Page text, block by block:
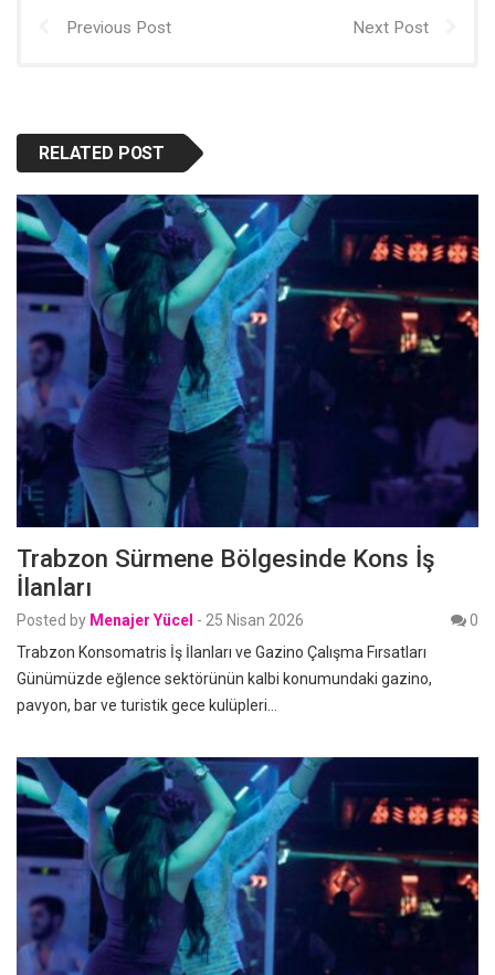
Previous Post Next Post
RELATED POST
Trabzon Sürmene Bölgesinde Kons İş
İlanları
Posted by Menajer Yücel - 25 Nisan 2026
0
Trabzon Konsomatris İş İlanları ve Gazino Çalışma Fırsatları
Günümüzde eğlence sektörünün kalbi konumundaki gazino,
pavyon, bar ve turistik gece kulüpleri…